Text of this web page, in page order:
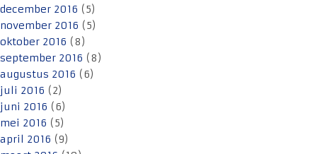
december 2016 (5)
november 2016 (5)
oktober 2016 (8)
september 2016 (8)
augustus 2016 (6)
juli 2016 (2)
juni 2016 (6)
mei 2016 (5)
april 2016 (9)